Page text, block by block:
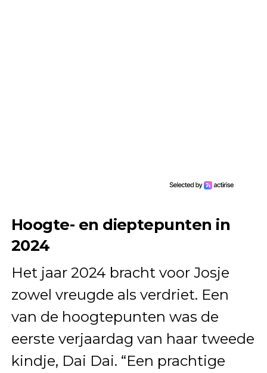
Hoogte- en dieptepunten in
2024
Het jaar 2024 bracht voor Josje
zowel vreugde als verdriet. Een
van de hoogtepunten was de
eerste verjaardag van haar tweede
kindje, Dai Dai. “Een prachtige